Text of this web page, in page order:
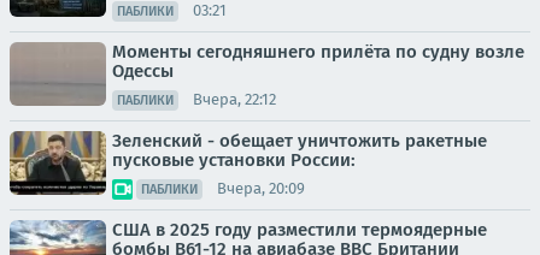
ПАБЛИКИ 03:21
Моменты сегодняшнего прилёта по судну возле
Одессы
ПАБЛИКИ Вчера, 22:12
Зеленский - обещает уничтожить ракетные
пусковые установки России:
ПАБЛИКИ Вчера, 20:09
США в 2025 году разместили термоядерные
бомбы B61-12 на авиабазе ВВС Британии